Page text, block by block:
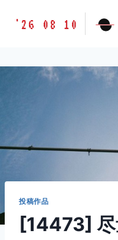
胶
味
'26 08 10
投稿作品
[14473] 尽